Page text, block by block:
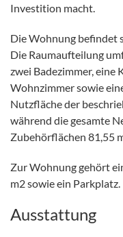
Investition macht.
Die Wohnung befindet
Die Raumaufteilung
zwei Badezimmer, eine
Wohnzimmer sowie
Nutzfläche der
während die gesamte
Zubehörflächen 81,55
Zur Wohnung gehört
m2 sowie ein Parkplatz.
Ausstattung